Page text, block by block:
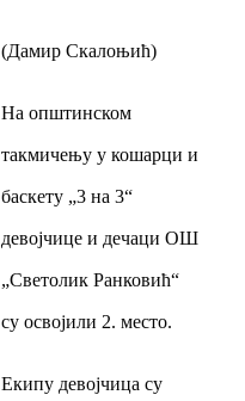
(Дамир Скалоњић)
На општинском
такмичењу у кошарци и
баскету „3 на 3“
девојчице и дечаци ОШ
„Светолик Ранковић“
су освојили 2. место.
Екипу девојчица су